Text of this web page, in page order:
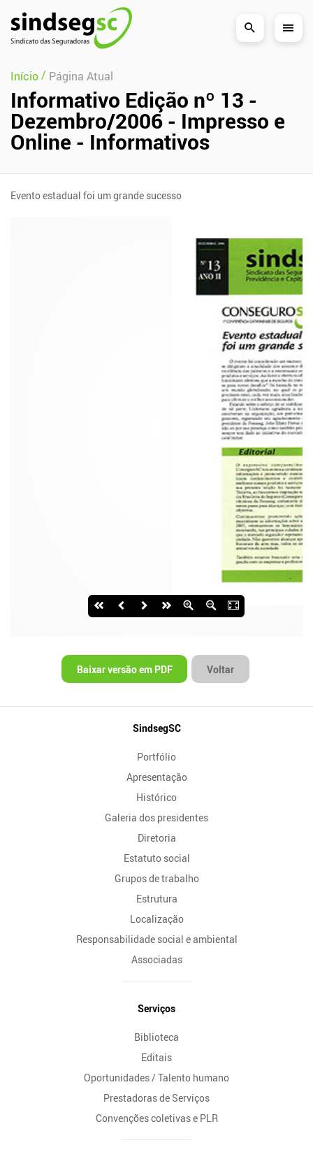
Pular Navegação (s)
Início/ Página Atual
Informativo Edição nº 13 -
Dezembro/2006 - Impresso e
Online - Informativos
Evento estadual foi um grande sucesso
Baixar versão em PDF Voltar
SindsegSC
Portfólio
Apresentação
Histórico
Galeria dos presidentes
Diretoria
Estatuto social
Grupos de trabalho
Estrutura
Localização
Responsabilidade social e ambiental
Associadas
Serviços
Biblioteca
Editais
Oportunidades / Talento humano
Prestadoras de Serviços
Convenções coletivas e PLR